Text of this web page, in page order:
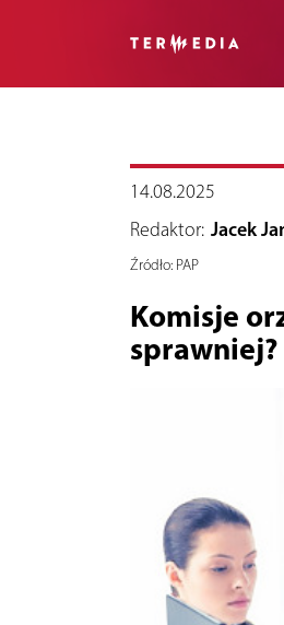
14.08.2025
Redaktor: Jacek
Źródło:PAP
Komisje
sprawniej?